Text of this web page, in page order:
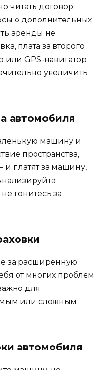
читать договор
о дополнительных
аренды не
плата за второго
или GPS-навигатор.
увеличить
автомобиля
машину и
пространства,
платят за машину,
гонитесь за
за расширенную
от многих проблем
для
или сложным
автомобиля